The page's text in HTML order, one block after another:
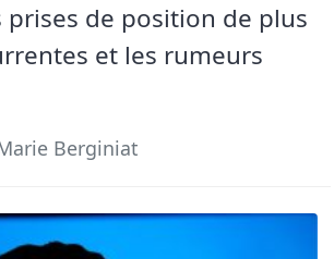
prises de position de plus
et les rumeurs
Berginiat